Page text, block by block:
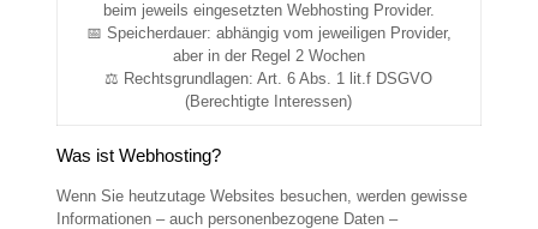
beim jeweils eingesetzten Webhosting Provider.
📅 Speicherdauer: abhängig vom jeweiligen Provider,
aber in der Regel 2 Wochen
⚖️ Rechtsgrundlagen: Art. 6 Abs. 1 lit.f DSGVO
(Berechtigte Interessen)
Was ist Webhosting?
Wenn Sie heutzutage Websites besuchen, werden gewisse
Informationen – auch personenbezogene Daten –